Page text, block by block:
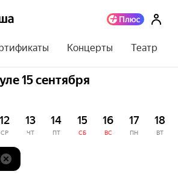
Концерты Театр
15 сентября
12
СР
13
ЧТ
14
ПТ
15
СБ
16
ВС
17
ПН
18
ВТ